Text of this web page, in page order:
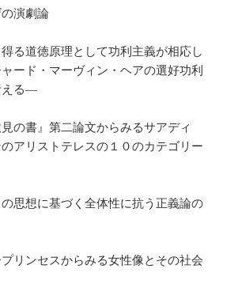
演劇論
る道徳原理として功利主義が相応し
ード・マーヴィン・ヘアの選好功利
える―
見の書』第二論文からみるサアディ
アリストテレスの１０のカテゴリー
思想に基づく全体性に抗う正義論の
リンセスからみる女性像とその社会